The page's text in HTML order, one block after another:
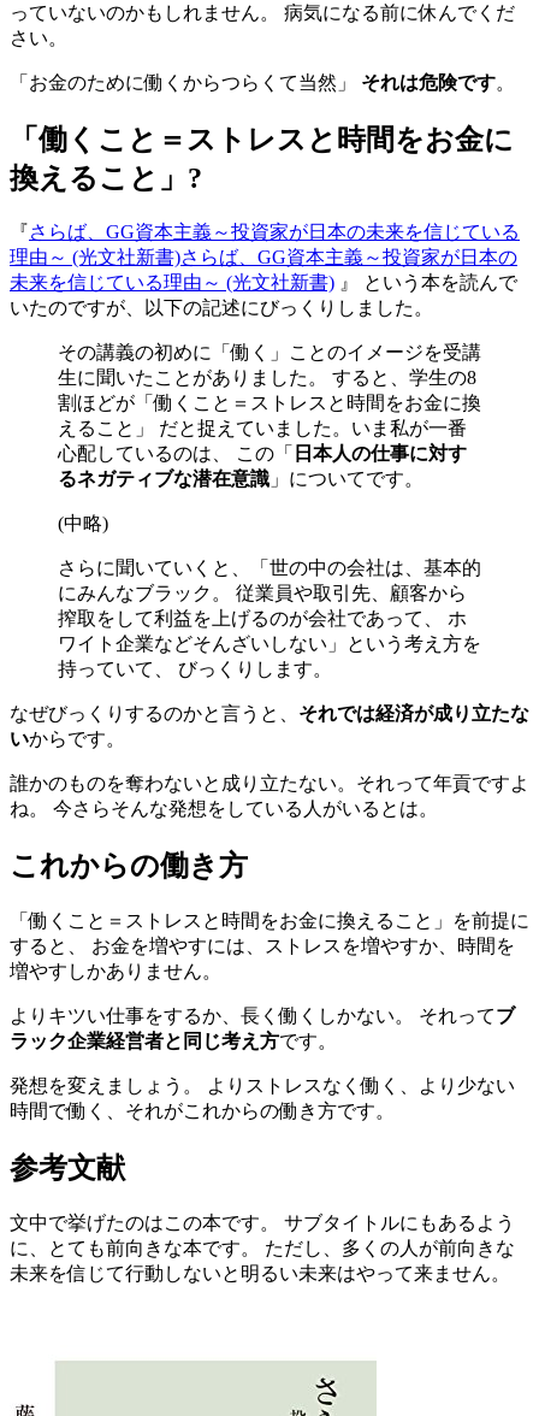
っていないのかもしれません。 病気になる前に休んでくだ
さい。
「お金のために働くからつらくて当然」 それは危険です。
「働くこと＝ストレスと時間をお金に
換えること」?
『さらば、GG資本主義～投資家が日本の未来を信じている
理由～ (光文社新書)さらば、GG資本主義～投資家が日本の
未来を信じている理由～ (光文社新書) 』 という本を読んで
いたのですが、以下の記述にびっくりしました。
その講義の初めに「働く」ことのイメージを受講
生に聞いたことがありました。 すると、学生の8
割ほどが「働くこと＝ストレスと時間をお金に換
えること」 だと捉えていました。いま私が一番
心配しているのは、 この「 日本人の仕事に対す
るネガティブな潜在意識 」についてです。
(中略)
さらに聞いていくと、「世の中の会社は、基本的
にみんなブラック。 従業員や取引先、顧客から
搾取をして利益を上げるのが会社であって、 ホ
ワイト企業などそんざいしない」という考え方を
持っていて、 びっくりします。
なぜびっくりするのかと言うと、 それでは経済が成り立たな
いからです。
誰かのものを奪わないと成り立たない。それって年貢ですよ
ね。 今さらそんな発想をしている人がいるとは。
これからの働き方
「働くこと＝ストレスと時間をお金に換えること」を前提に
すると、 お金を増やすには、ストレスを増やすか、時間を
増やすしかありません。
よりキツい仕事をするか、長く働くしかない。 それってブ
ラック企業経営者と同じ考え方です。
発想を変えましょう。 よりストレスなく働く、より少ない
時間で働く、それがこれからの働き方です。
参考文献
文中で挙げたのはこの本です。 サブタイトルにもあるよう
に、とても前向きな本です。 ただし、多くの人が前向きな
未来を信じて行動しないと明るい未来はやって来ません。